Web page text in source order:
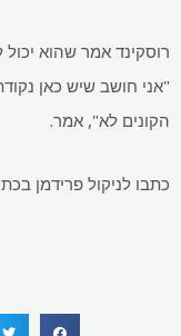
רוסקינד אמר שהוא
"אני חושב שיש כאן
הקונים לא", אמר.
כתבו לניקול פרידמן